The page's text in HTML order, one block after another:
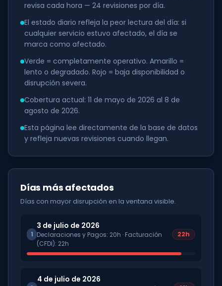
revisa cada hora — 24 revisiones por día.
El estado diario refleja la peor lectura del día: si
cualquier servicio estuvo afectado, el día se
marca como afectado.
Verde = completamente operativo. Amarillo =
lento o degradado. Rojo = baja disponibilidad o
disrupción severa.
Cobertura actual: 11 de mayo de 2026 al 8 de
agosto de 2026.
Esta página lee directamente de la base de datos
y refleja nuevas revisiones cuando llegan.
Días más afectados
Días con mayor disrupción en la ventana visible.
1
3 de julio de 2026
Declaraciones y Pagos: 20h · Facturación
(CFDI): 22h
22h
4 de julio de 2026